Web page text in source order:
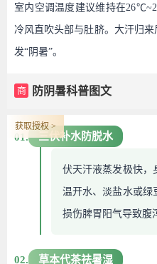
室内空调温度建议维持在
冷风直吹头部与肚脐。大汗归
发“阴暑”。
商 防阴暑科普图文
01. 三伏补水防脱水
伏天汗液蒸发极快，
温开水、淡盐水或绿
损伤脾胃阳气导致腹
02. 草本代茶祛暑湿
获取授权 >